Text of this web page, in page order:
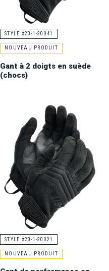
STYLE #20-1-20041
NOUVEAU PRODUIT
Gant à 2 doigts en suède
(chocs)
STYLE #20-1-20021
NOUVEAU PRODUIT